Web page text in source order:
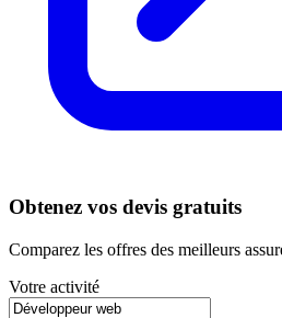
Obtenez vos devis gratuits
Comparez les offres des meilleurs
Votre activité